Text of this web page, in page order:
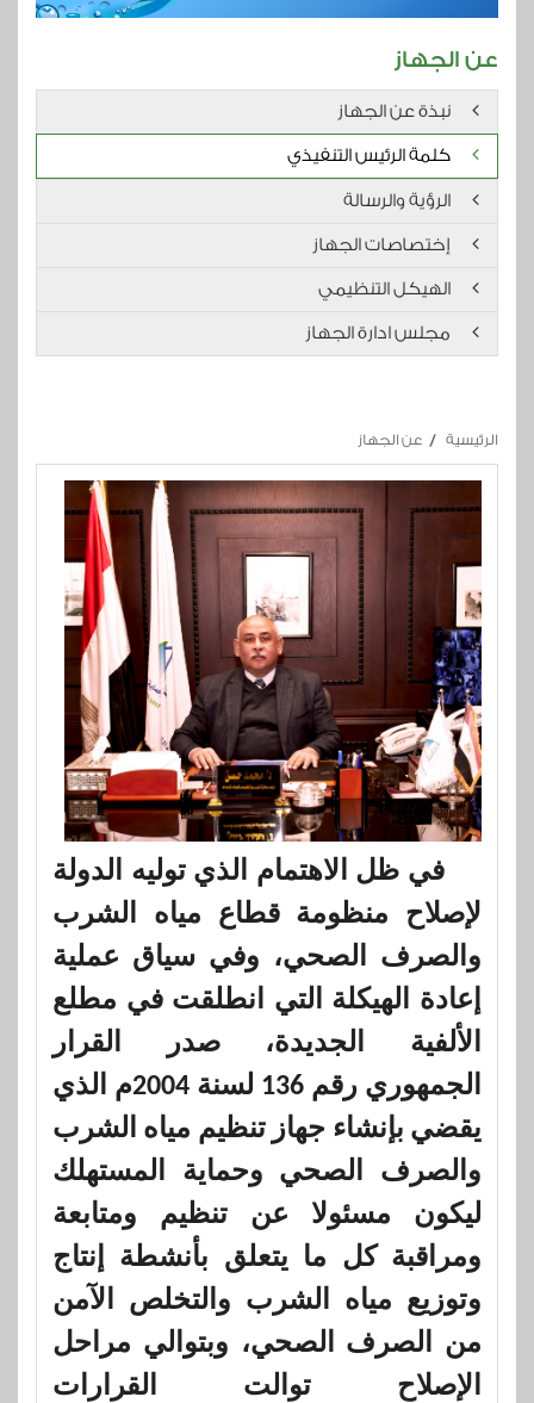
عن الجهاز
نبذة عن الجهاز
كلمة الرئيس التنفيذي
الرؤية والرسالة
إختصاصات الجهاز
الهيكل التنظيمي
مجلس ادارة الجهاز
الرئيسية عن الجهاز
في ظل الاهتمام الذي توليه الدولة
لإصلاح منظومة قطاع مياه الشرب
والصرف الصحي، وفي سياق عملية
إعادة الهيكلة التي انطلقت في مطلع
الألفية الجديدة، صدر القرار
الجمهوري رقم 136 لسنة 2004م الذي
يقضي بإنشاء جهاز تنظيم مياه الشرب
والصرف الصحي وحماية المستهلك
ليكون مسئولا عن تنظيم ومتابعة
ومراقبة كل ما يتعلق بأنشطة إنتاج
وتوزيع مياه الشرب والتخلص الآمن
من الصرف الصحي، وبتوالي مراحل
الإصلاح توالت القرارات